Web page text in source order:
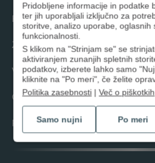
Računi in kartice
Zavarovanja
Varčevanja
Orodja in nasveti
Poti do banke
Pridobljene informacije in podatke
ter jih uporabljali izključno za
storitve, analizo uporabe, oglasnih
funkcionalnosti.
S klikom na "Strinjam se" se
aktiviranjem zunanjih spletnih
podatkov, izberete lahko samo
kliknite na "Po meri", če želite
Politika zasebnosti |Več o piškotkih
Samo nujni Po meri